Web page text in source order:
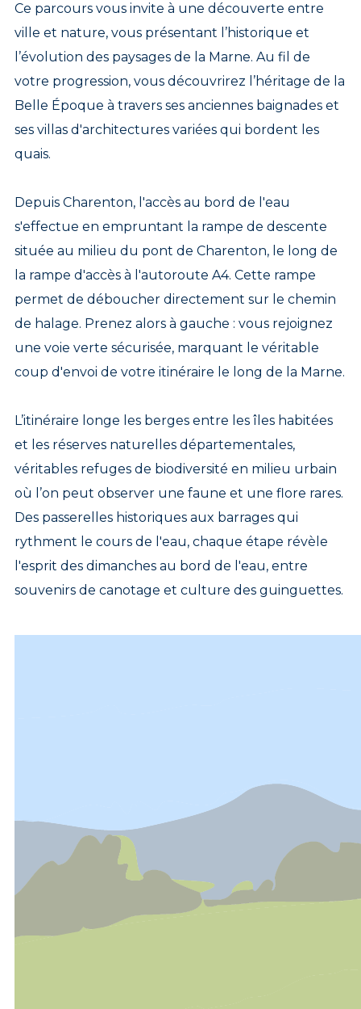
Ce parcours vous invite à une découverte entre
ville et nature, vous présentant l’historique et
l’évolution des paysages de la Marne. Au fil de
votre progression, vous découvrirez l’héritage de la
Belle Époque à travers ses anciennes baignades et
ses villas d'architectures variées qui bordent les
quais.
Depuis Charenton, l'accès au bord de l'eau
s'effectue en empruntant la rampe de descente
située au milieu du pont de Charenton, le long de
la rampe d'accès à l'autoroute A4. Cette rampe
permet de déboucher directement sur le chemin
de halage. Prenez alors à gauche : vous rejoignez
une voie verte sécurisée, marquant le véritable
coup d'envoi de votre itinéraire le long de la Marne.
L’itinéraire longe les berges entre les îles habitées
et les réserves naturelles départementales,
véritables refuges de biodiversité en milieu urbain
où l’on peut observer une faune et une flore rares.
Des passerelles historiques aux barrages qui
rythment le cours de l'eau, chaque étape révèle
l'esprit des dimanches au bord de l'eau, entre
souvenirs de canotage et culture des guinguettes.